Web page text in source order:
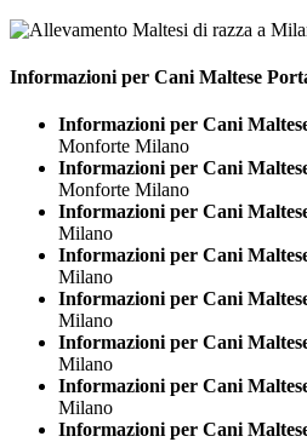
Informazioni per Cani Maltese
Informazioni per Cani
Monforte Milano
Informazioni per Cani
Monforte Milano
Informazioni per Cani
Milano
Informazioni per Cani
Milano
Informazioni per Cani
Milano
Informazioni per Cani
Milano
Informazioni per Cani
Milano
Informazioni per Cani